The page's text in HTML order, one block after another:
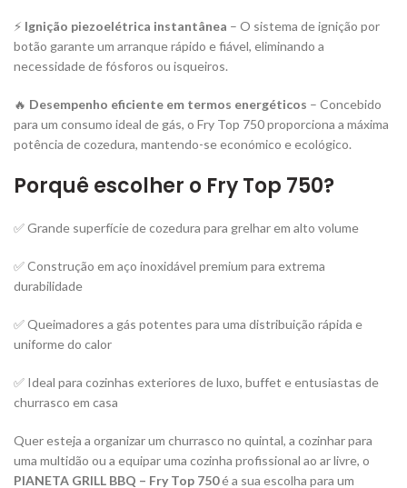
⚡ Ignição piezoelétrica instantânea – O sistema de ignição por
botão garante um arranque rápido e fiável, eliminando a
necessidade de fósforos ou isqueiros.
🔥 Desempenho eficiente em termos energéticos – Concebido
para um consumo ideal de gás, o Fry Top 750 proporciona a máxima
potência de cozedura, mantendo-se económico e ecológico.
Porquê escolher o Fry Top 750?
✅ Grande superfície de cozedura para grelhar em alto volume
✅ Construção em aço inoxidável premium para extrema
durabilidade
✅ Queimadores a gás potentes para uma distribuição rápida e
uniforme do calor
✅ Ideal para cozinhas exteriores de luxo, buffet e entusiastas de
churrasco em casa
Quer esteja a organizar um churrasco no quintal, a cozinhar para
uma multidão ou a equipar uma cozinha profissional ao ar livre, o
PIANETA GRILL BBQ – Fry Top 750é a sua escolha para um